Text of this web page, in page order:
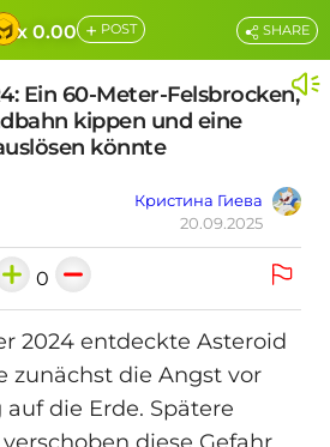
x 0.00 + POST
Ein 60-Meter-Felsbrocken,
kippen und eine
könnte
Кристина Гиева
20.09.2025
SHARE
0
2024 entdeckte Asteroid
zunächst die Angst vor
die Erde. Spätere